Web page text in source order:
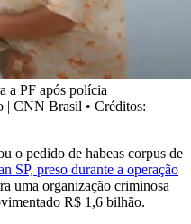
a PF após polícia
| CNN Brasil • Créditos:
o pedido de habeas corpus de
SP, preso durante a operação
uma organização criminosa
R$ 1,6 bilhão.